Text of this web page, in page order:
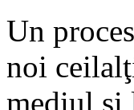
Un
noi
mediul şi